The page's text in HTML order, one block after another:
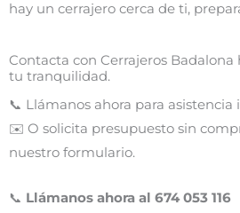
hay un cerrajero cerca de ti,
Contacta con Cerrajeros
tu tranquilidad.
📞 Llámanos ahora para asistencia
✉️ O solicita presupuesto sin
nuestro formulario.
📞 Llámanos ahora al 674 053 116